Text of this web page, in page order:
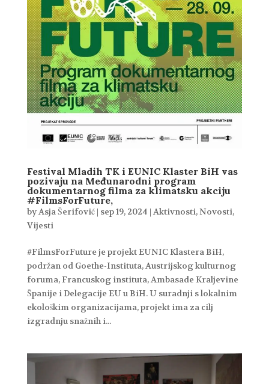
Festival Mladih TK i EUNIC Klaster BiH vas
pozivaju na Međunarodni program
dokumentarnog filma za klimatsku akciju
#FilmsForFuture,
byAsja Šerifović| sep 19, 2024 | Aktivnosti,Novosti,
Vijesti
#FilmsForFuture je projekt EUNIC Klastera BiH,
podržan od Goethe-Instituta, Austrijskog kulturnog
foruma, Francuskog instituta, Ambasade Kraljevine
Španije i Delegacije EU u BiH. U suradnji s lokalnim
ekološkim organizacijama, projekt ima za cilj
izgradnju snažnih i...